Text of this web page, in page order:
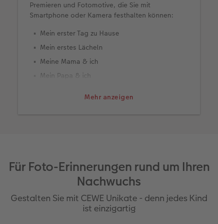
Mehr anzeigen
Premieren und Fotomotive, die Sie mit
Smartphone oder Kamera festhalten können:
Mein erster Tag zu Hause
Mein erstes Lächeln
Meine Mama & ich
Mein Papa & ich
Heute habe ich das 1. Mal gebadet
Mein 1. Zahn ist da!
Mein erster Schnee
Mein erster Sommer, Herbst, Frühling und
Winter
Heute bin ich zum ersten Mal gekrabbelt
Für Foto-Erinnerungen rund um Ihren
Nachwuchs
Gestalten Sie mit CEWE Unikate - denn jedes Kind
ist einzigartig